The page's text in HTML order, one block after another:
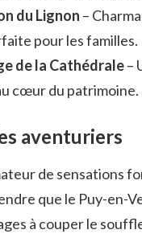
du Lignon –
pour les familles.
de la Cathédrale–
cœur du patrimoine.
aventuriers
de sensations
que le Puy-en-
à couper le